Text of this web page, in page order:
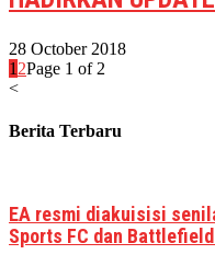
28 October 2018
1 2Page 1 of 2
<
Berita Terbaru
EA resmi diakuisisi
Sports FC dan